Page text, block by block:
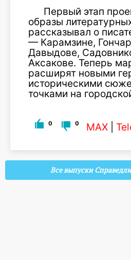
Первый этап
образы
рассказывал о
— Карамзине,
Давыдове,
Аксакове. Теперь
расширят новыми
историческими
точками на
0 0 MAX
Все выпуски